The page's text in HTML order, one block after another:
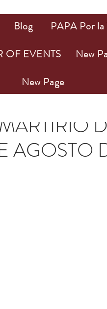
AGOSTO
Blog PAPA Por la
OF EVENTS New
New Page